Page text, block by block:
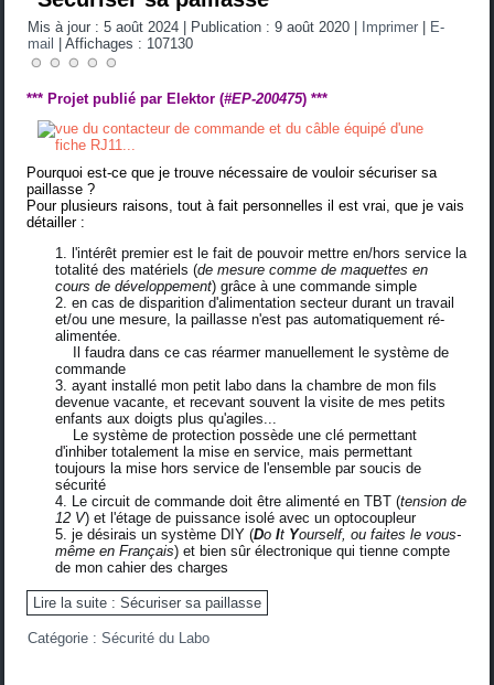
Mis à jour : 5 août 2024 Publication : 9 août 2020 Imprimer
E-
mail
|Affichages : 107130
*** Projet publié par Elektor (#EP-200475) ***
Pourquoi est-ce que je trouve nécessaire de vouloir sécuriser sa
paillasse ?
Pour plusieurs raisons, tout à fait personnelles il est vrai, que je vais
détailler :
l'intérêt premier est le fait de pouvoir mettre en/hors service la
totalité des matériels (de mesure comme de maquettes en
cours de développement) grâce à une commande simple
en cas de disparition d'alimentation secteur durant un travail
et/ou une mesure, la paillasse n'est pas automatiquement ré-
alimentée.
Il faudra dans ce cas réarmer manuellement le système de
commande
ayant installé mon petit labo dans la chambre de mon fils
devenue vacante, et recevant souvent la visite de mes petits
enfants aux doigts plus qu'agiles...
Le système de protection possède une clé permettant
d'inhiber totalement la mise en service, mais permettant
toujours la mise hors service de l'ensemble par soucis de
sécurité
Le circuit de commande doit être alimenté en TBT (tension de
12 V) et l'étage de puissance isolé avec un optocoupleur
je désirais un système DIY (DoIt Yourself, ou faites le vous-
même en Français) et bien sûr électronique qui tienne compte
de mon cahier des charges
Lire la suite : Sécuriser sa paillasse
Catégorie :Sécurité du Labo